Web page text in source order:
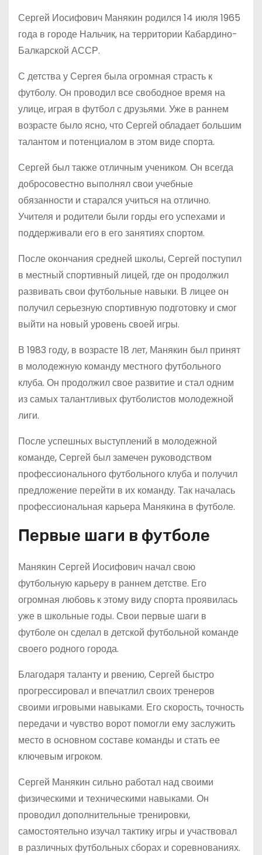
Сергей Иосифович Манякин родился 14 июля 1965
года в городе Нальчик, на территории Кабардино-
Балкарской АССР.
С детства у Сергея была огромная страсть к
футболу. Он проводил все свободное время на
улице, играя в футбол с друзьями. Уже в раннем
возрасте было ясно, что Сергей обладает большим
талантом и потенциалом в этом виде спорта.
Сергей был также отличным учеником. Он всегда
добросовестно выполнял свои учебные
обязанности и старался учиться на отлично.
Учителя и родители были горды его успехами и
поддерживали его в его занятиях спортом.
После окончания средней школы, Сергей поступил
в местный спортивный лицей, где он продолжил
развивать свои футбольные навыки. В лицее он
получил серьезную спортивную подготовку и смог
выйти на новый уровень своей игры.
В 1983 году, в возрасте 18 лет, Манякин был принят
в молодежную команду местного футбольного
клуба. Он продолжил свое развитие и стал одним
из самых талантливых футболистов молодежной
лиги.
После успешных выступлений в молодежной
команде, Сергей был замечен руководством
профессионального футбольного клуба и получил
предложение перейти в их команду. Так началась
профессиональная карьера Манякина в футболе.
Первые шаги в футболе
Манякин Сергей Иосифович начал свою
футбольную карьеру в раннем детстве. Его
огромная любовь к этому виду спорта проявилась
уже в школьные годы. Свои первые шаги в
футболе он сделал в детской футбольной команде
своего родного города.
Благодаря таланту и рвению, Сергей быстро
прогрессировал и впечатлил своих тренеров
своими игровыми навыками. Его скорость, точность
передачи и чувство ворот помогли ему заслужить
место в основном составе команды и стать ее
ключевым игроком.
Сергей Манякин сильно работал над своими
физическими и техническими навыками. Он
проводил дополнительные тренировки,
самостоятельно изучал тактику игры и участвовал
в различных футбольных сборах и соревнованиях.